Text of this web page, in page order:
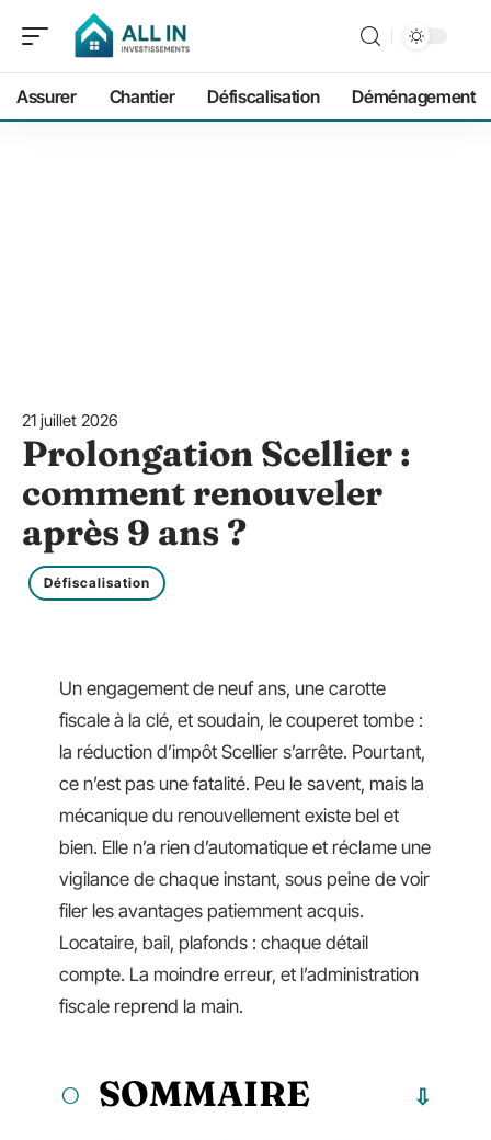
Assurer Chantier Défiscalisation Déménagement
21 juillet 2026
Prolongation Scellier :
comment renouveler
après 9 ans ?
Défiscalisation
Un engagement de neuf ans, une carotte
fiscale à la clé, et soudain, le couperet tombe :
la réduction d’impôt Scellier s’arrête. Pourtant,
ce n’est pas une fatalité. Peu le savent, mais la
mécanique du renouvellement existe bel et
bien. Elle n’a rien d’automatique et réclame une
vigilance de chaque instant, sous peine de voir
filer les avantages patiemment acquis.
Locataire, bail, plafonds : chaque détail
compte. La moindre erreur, et l’administration
fiscale reprend la main.
SOMMAIRE